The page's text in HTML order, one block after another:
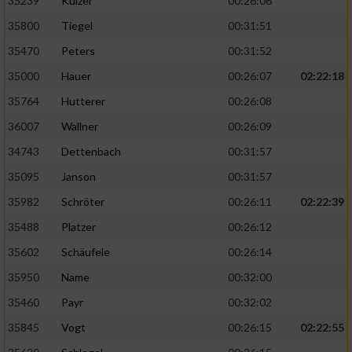
35800
Tiegel
00:31:51
35470
Peters
00:31:52
35000
Hauer 00:26:07
02:22:18
35764
Hutterer
00:26:08
36007
Wallner
00:26:09
34743
Dettenbach
00:31:57
35095
Janson
00:31:57
35982
Schröter 00:26:11
02:22:39
35488
Platzer
00:26:12
35602
Schäufele
00:26:14
35950
Name
00:32:00
35460
Payr
00:32:02
35845
Vogt 00:26:15
02:22:55
Verwendung reduzierter Daten zur Auswahl
von Werbeanzeigen
Erstellung von Profilen für personalisierte
Werbung
Verwendung von Profilen zur Auswahl
Erstellung von Profilen zur Personalisierung
Verwendung von Profilen zur Auswahl
Messung der Werbeleistung
Messung der Performance von Inhalten
Analyse von Zielgruppen durch Statistiken